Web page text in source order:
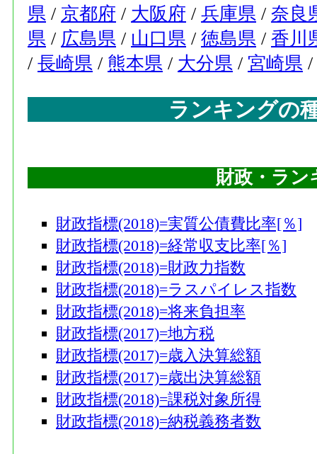
県 / 京都府 / 大阪府 / 兵庫県 / 奈良
県 / 広島県 / 山口県 / 徳島県 / 香川
/ 長崎県 / 熊本県 / 大分県 / 宮崎県 /
ランキングの
財政・ラン
財政指標(2018)=実質公債費比率[％]
財政指標(2018)=経常収支比率[％]
財政指標(2018)=財政力指数
財政指標(2018)=ラスパイレス指数
財政指標(2018)=将来負担率
財政指標(2017)=地方税
財政指標(2017)=歳入決算総額
財政指標(2017)=歳出決算総額
財政指標(2018)=課税対象所得
財政指標(2018)=納税義務者数